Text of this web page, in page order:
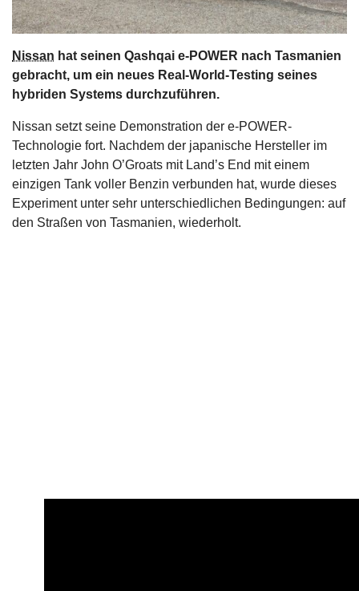
Nissan hat seinen Qashqai e-POWER nach Tasmanien
gebracht, um ein neues Real-World-Testing seines
hybriden Systems durchzuführen.
Nissan setzt seine Demonstration der e-POWER-
Technologie fort. Nachdem der japanische Hersteller im
letzten Jahr John O’Groats mit Land’s End mit einem
einzigen Tank voller Benzin verbunden hat, wurde dieses
Experiment unter sehr unterschiedlichen Bedingungen: auf
den Straßen von Tasmanien, wiederholt.